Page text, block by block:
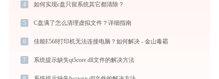
4 如何实现c盘只留系统其它都清除？
5 C盘满了怎么清理虚拟文件？详细指南
6 佳能E568打印机无法连接电脑？如何解决 - 金山毒霸
7 系统提示缺失qt5core.dll文件的解决方法